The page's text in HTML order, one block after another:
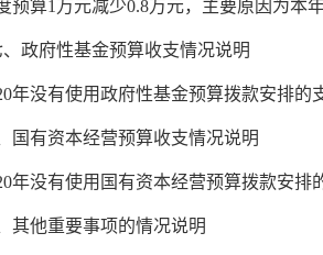
预算1万元减少0.8万元，主要原因为本
、政府性基金预算收支情况说明
年没有使用政府性基金预算拨款安排的
国有资本经营预算收支情况说明
年没有使用国有资本经营预算拨款安排
其他重要事项的情况说明